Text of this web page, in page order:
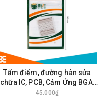
Tấm điểm, đường hàn sửa
chữa IC, PCB, Cảm Ứng BGA,
Vân Tay Điện Thoại, Pad - Best
45.000₫